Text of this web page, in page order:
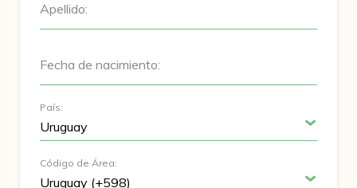
Apellido:
Fecha de nacimiento:
País:
Código de Área: